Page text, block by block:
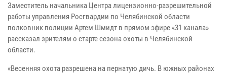
Заместитель начальника Центра лицензионно-разрешительной
работы управления Росгвардии по Челябинской области
полковник полиции Артем Шмидт в прямом эфире «31 канала»
рассказал зрителям о старте сезона охоты в Челябинской
области.
«Весенняя охота разрешена на пернатую дичь. В южных районах